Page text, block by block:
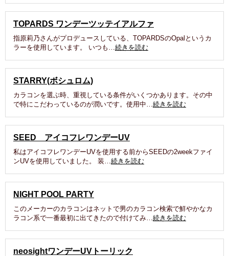
TOPARDS ワンデーツッテイアルファ
指原莉乃さんがプロデュースしている、TOPARDSのOpalというカ
ラーを使用しています。 いつも…続きを読む
STARRY(ボシュロム)
カラコンを選ぶ時、重視している条件がいくつかあります。その中
で特にこだわっているのが潤いです。使用中…続きを読む
SEED アイコフレワンデーUV
私はアイコフレワンデーUVを使用する前からSEEDの2weekファイ
ンUVを使用していました。 装…続きを読む
NIGHT POOL PARTY
このメーカーのカラコンはネットで男のカラコン検索で鮮やかなカ
ラコン系で一番最初に出てきたので付けてみ…続きを読む
neosightワンデーUVトーリック